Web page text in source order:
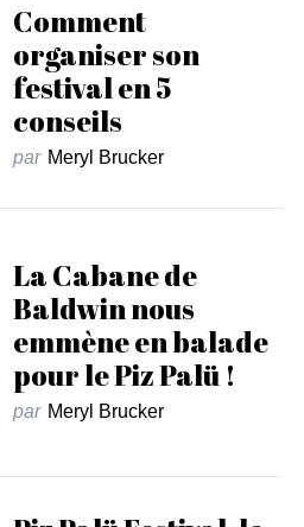
Comment
organiser son
festival en 5
conseils
par Meryl Brucker
La Cabane de
Baldwin nous
emmène en balade
pour le Piz Palü !
par Meryl Brucker